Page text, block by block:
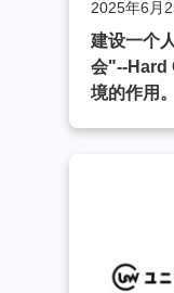
2025年6月
建设一个
会"--Hard
境的作用。